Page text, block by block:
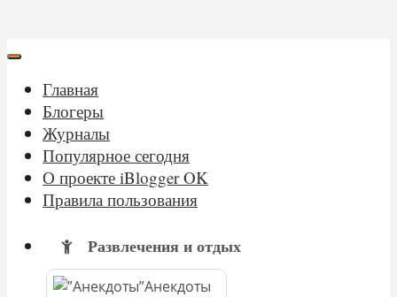
Главная
Блогеры
Журналы
Популярное сегодня
О проекте iBlogger OK
Правила пользования
Развлечения и отдых
Анекдоты